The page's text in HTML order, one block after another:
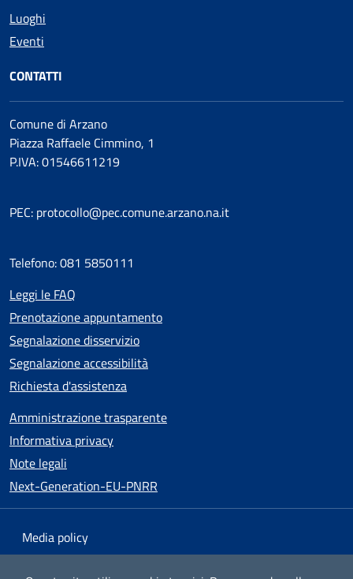
Luoghi
Eventi
CONTATTI
Comune di Arzano
Piazza Raffaele Cimmino, 1
P.IVA: 01546611219
PEC: protocollo@pec.comune.arzano.na.it
Telefono: 081 5850111
Leggi le FAQ
Prenotazione appuntamento
Segnalazione disservizio
Segnalazione accessibilità
Richiesta d'assistenza
Amministrazione trasparente
Informativa privacy
Note legali
Next-Generation-EU-PNRR
Media policy